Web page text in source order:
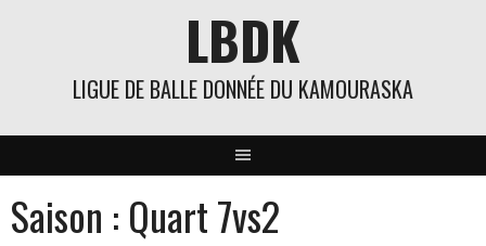
LBDK
LIGUE DE BALLE DONNÉE DU KAMOURASKA
Saison : Quart 7vs2